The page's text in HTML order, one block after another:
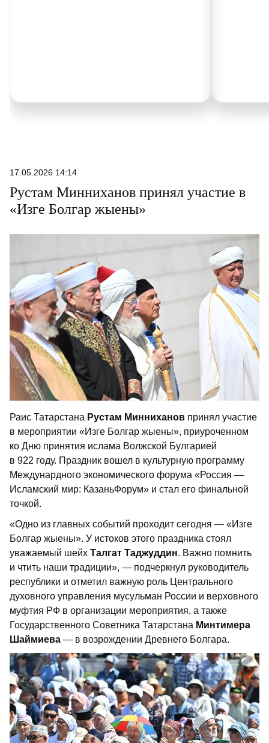
17.05.2026 14:14
Рустам Минниханов принял участие в
«Изге Болгар жыены»
Раис Татарстана Рустам Минниханов принял участие
в мероприятии «Изге Болгар жыены», приуроченном
ко Дню принятия ислама Волжской Булгарией
в 922 году. Праздник вошел в культурную программу
Междунардного экономического форума «Россия —
Исламский мир: КазаньФорум» и стал его финальной
точкой.
«Одно из главных событий проходит сегодня — «Изге
Болгар жыены». У истоков этого праздника стоял
уважаемый шейх Талгат Таджуддин. Важно помнить
и чтить наши традиции», — подчеркнул руководитель
республики и отметил важную роль Центрального
духовного управления мусульман России и верховного
муфтия РФ в организации мероприятия, а также
Государственного Советника Татарстана Минтимера
Шаймиева — в возрождении Древнего Болгара.